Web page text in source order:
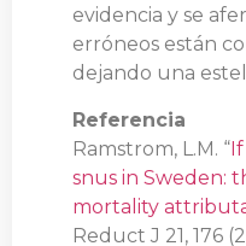
evidencia y se
erróneos están
dejando una
Referencia
Ramstrom, L.M. “
snus in Sweden:
mortality
Reduct J 21, 176